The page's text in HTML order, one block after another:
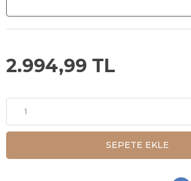
2.994,99 TL
SEPETE EKLE